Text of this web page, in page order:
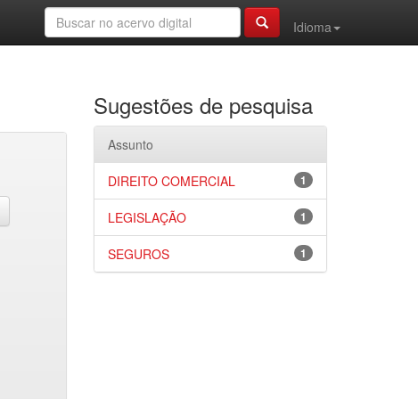
Idioma
Sugestões de pesquisa
Assunto
1
DIREITO COMERCIAL
1
LEGISLAÇÃO
1
SEGUROS